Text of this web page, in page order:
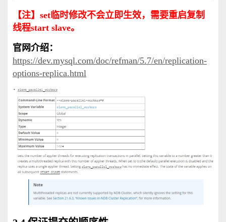
【注】set临时修改不会立即生效，需要重启复制
线程start slave。
官网介绍：
https://dev.mysql.com/doc/refman/5.7/en/replication-
options-replica.html